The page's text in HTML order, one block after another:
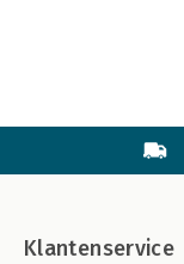
Klantenservice